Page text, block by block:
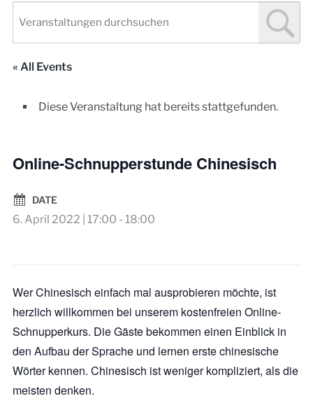
« All Events
Diese Veranstaltung hat bereits stattgefunden.
Online-Schnupperstunde Chinesisch
DATE
6. April 2022 | 17:00 - 18:00
Wer Chinesisch einfach mal ausprobieren möchte, ist
herzlich willkommen bei unserem kostenfreien Online-
Schnupperkurs. Die Gäste bekommen einen Einblick in
den Aufbau der Sprache und lernen erste chinesische
Wörter kennen. Chinesisch ist weniger kompliziert, als die
meisten denken.